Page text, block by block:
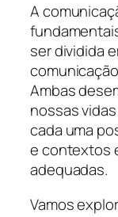
A
ser dividida
Ambas
nossas
cada uma
e contextos
adequadas.
Vamos